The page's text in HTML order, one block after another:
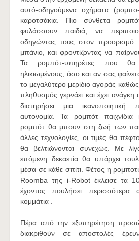
αυτό-οδηγούμενα οχήματα
καροτσάκια. Πιο σύνθετα
φυλάσσουν παιδιά, να
οδηγώντας τους στον προορισμό
μπάνιο, και φροντίζοντας να
Τα ρομπότ-υπηρέτες που θα
ηλικιωμένους, όσο και αν σας
το μεγαλύτερο μερίδιο αγοράς
πληθυσμός γερνάει και έχει
διατηρήσει μια
αυτονομία. Τα ρομπότ παιχνίδια
ρομπότ θα μπουν στη ζωή των
άλλες τεχνολογίες, οι τιμές θα
θα βελτιώνονται συνεχώς. Με
επόμενη δεκαετία θα υπάρχει
μέσα σε κάθε σπίτι. Φέτος η
Roomba της i-Robot έκλεισε τα
έχοντας πουλήσει
κομμάτια .
Πέρα από την εξυπηρέτηση
διακριθούν σε αποστολές